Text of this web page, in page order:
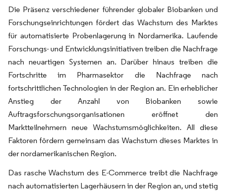
Die Präsenz verschiedener führender globaler Biobanken und
Forschungseinrichtungen fördert das Wachstum des Marktes
für automatisierte Probenlagerung in Nordamerika. Laufende
Forschungs- und Entwicklungsinitiativen treiben die Nachfrage
nach neuartigen Systemen an. Darüber hinaus treiben die
Fortschritte im Pharmasektor die Nachfrage nach
fortschrittlichen Technologien in der Region an. Ein erheblicher
Anstieg der Anzahl von Biobanken sowie
Auftragsforschungsorganisationen eröffnet den
Marktteilnehmern neue Wachstumsmöglichkeiten. All diese
Faktoren fördern gemeinsam das Wachstum dieses Marktes in
der nordamerikanischen Region.
Das rasche Wachstum des E-Commerce treibt die Nachfrage
nach automatisierten Lagerhäusern in der Region an, und stetig